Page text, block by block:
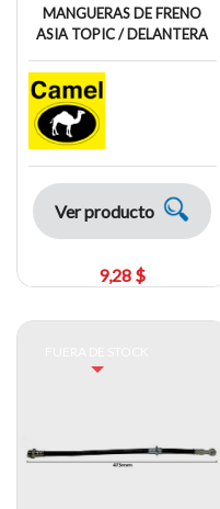
MANGUERAS DE FRENO
ASIA TOPIC / DELANTERA
Ver producto
9,28 $